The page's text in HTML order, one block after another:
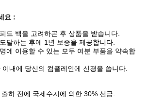
요 :
드 백을 고려하곤 후 상품을 받습니다.
달하는 후에 1년 보증을 제공합니다.
에 이용할 수 있는 모두 여분 부품을 약속합
내에 당신의 컴플레인에 신경을 씁니다.
하 전에 국제수지에 의한 30% 선급.